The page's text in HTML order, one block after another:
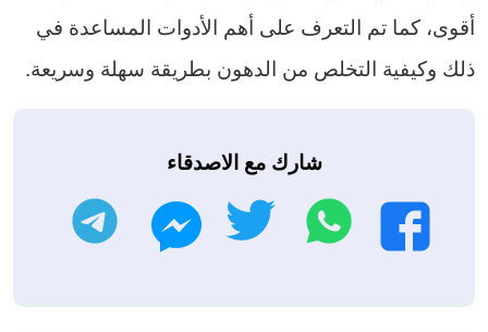
أقوى، كما تم التعرف على أهم الأدوات المساعدة في
ذلك وكيفية التخلص من الدهون بطريقة سهلة وسريعة.
شارك مع الاصدقاء
فيسبوك
واتساب تويتر ماسنجر